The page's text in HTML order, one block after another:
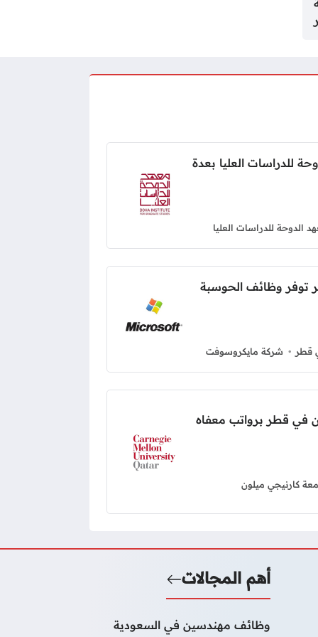
للدراسات العليا بعدة
الدوحة للدراسات العليا
وظائف الحوسبة
قطر شركة مايكروسوفت
في قطر برواتب معفاه
كارنيجي ميلون
أهم المجالات
وظائف مهندسين في السعودية